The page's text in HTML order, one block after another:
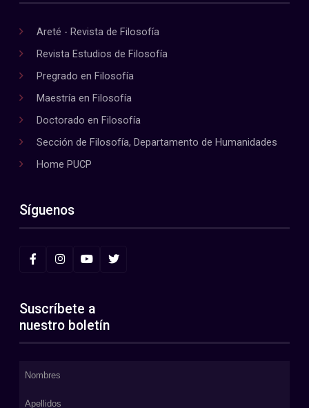
Areté - Revista de Filosofía
Revista Estudios de Filosofía
Pregrado en Filosofía
Maestría en Filosofía
Doctorado en Filosofía
Sección de Filosofía, Departamento de Humanidades
Home PUCP
Síguenos
Suscríbete a
nuestro boletín